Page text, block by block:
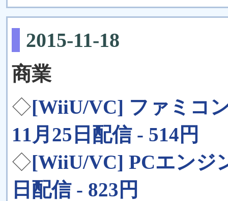
2015-11-18
商業
◇[WiiU/VC] ファミコ
11月25日配信 - 514円
◇[WiiU/VC] PCエンジ
日配信 - 823円